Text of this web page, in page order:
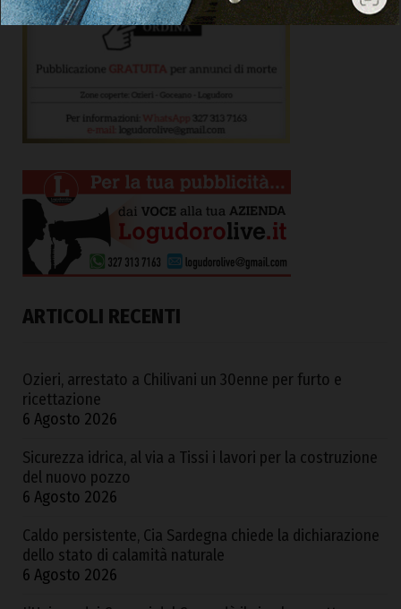
ARTICOLI RECENTI
Ozieri, arrestato a Chilivani un 30enne per furto e
ricettazione
6 Agosto 2026
Sicurezza idrica, al via a Tissi i lavori per la costruzione
del nuovo pozzo
6 Agosto 2026
Caldo persistente, Cia Sardegna chiede la dichiarazione
dello stato di calamità naturale
6 Agosto 2026